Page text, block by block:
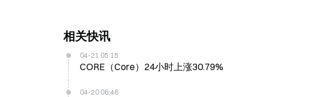
相关快讯
04-21 05:15
CORE（Core）24小时上涨30.79%
04-20 06:46